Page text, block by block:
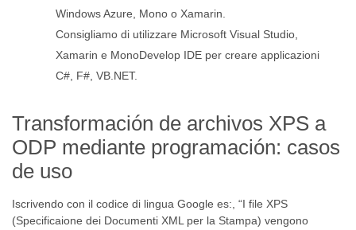
Windows Azure, Mono o Xamarin.
Consigliamo di utilizzare Microsoft Visual Studio,
Xamarin e MonoDevelop IDE per creare applicazioni
C#, F#, VB.NET.
Transformación de archivos XPS a
ODP mediante programación: casos
de uso
Iscrivendo con il codice di lingua Google es:, “I file XPS
(Specificaione dei Documenti XML per la Stampa) vengono